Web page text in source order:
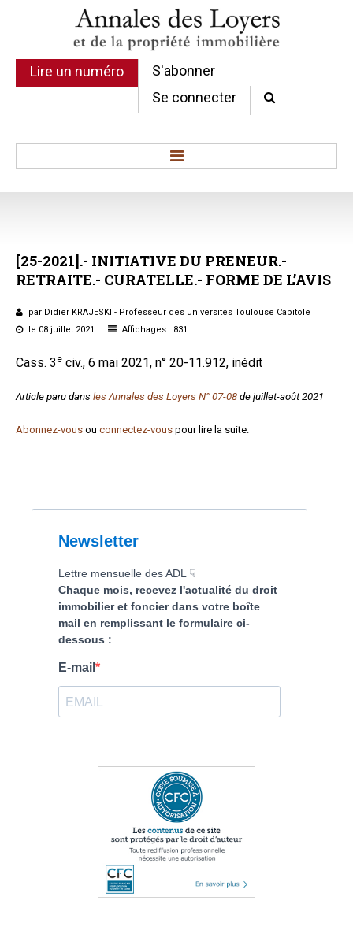
Lire un numéro
S'abonner
Se connecter
Sommaires
Chroniques
Etudes de texte
Réponses ministérielles
Conclusions et Rapports
Formez-vous !
[25-2021].- INITIATIVE DU PRENEUR.-
RETRAITE.- CURATELLE.- FORME DE L’AVIS
par Didier KRAJESKI - Professeur des universités Toulouse Capitole
le 08 juillet 2021
Affichages : 831
Cass. 3e civ., 6 mai 2021, n° 20-11.912, inédit
Article paru dans les Annales des Loyers N° 07-08 de juillet-août 2021
Abonnez-vous ou connectez-vous pour lire la suite.